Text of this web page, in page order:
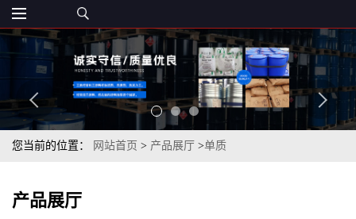
您当前的位置： 网站首页 > 产品展厅 >单质
产品展厅